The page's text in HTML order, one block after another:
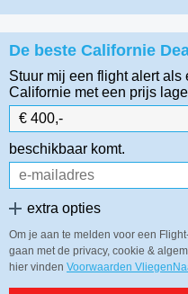
De beste Californie
Stuur mij een flight alert
Californie met een prijs
beschikbaar komt.
extra opties
Om je aan te melden voor een
gaan met de privacy, cookie &
hier vinden Voorwaarden